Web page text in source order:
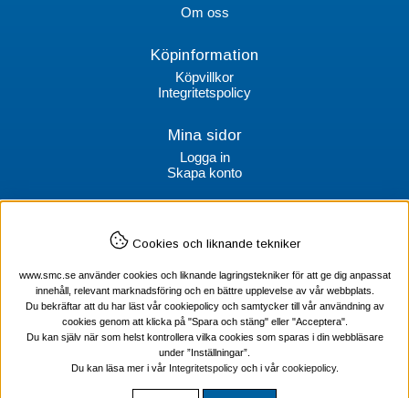
Om oss
Köpinformation
Köpvillkor
Integritetspolicy
Mina sidor
Logga in
Skapa konto
SMC Stockholms Maskincentral AB
100 64 Stockholm
Tel Verktyg: 08-578 55 230
Tel Värmekabel: 08-578 55 240
Cookies och liknande tekniker
www.smc.se använder cookies och liknande lagringstekniker för att ge dig anpassat
innehåll, relevant marknadsföring och en bättre upplevelse av vår webbplats.
Du bekräftar att du har läst vår cookiepolicy och samtycker till vår användning av
cookies genom att klicka på "Spara och stäng" eller "Acceptera".
Du kan själv när som helst kontrollera vilka cookies som sparas i din webbläsare
under ”Inställningar”.
Du kan läsa mer i vår Integritetspolicyoch i vår cookiepolicy.